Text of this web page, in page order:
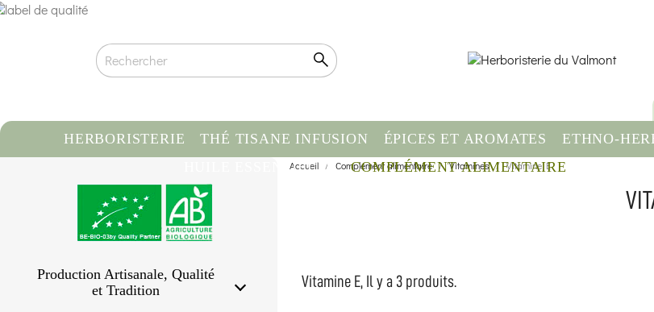
HERBORISTERIE THÉ TISANE INFUSION ÉPICES ET AROMATES ETHNO-
HUILE ESSENTIELLE
COMPLÉMENT ALIMENTAIRE
Production Artisanale, Qualité
et Tradition
Accueil Complément alimentaire Vitamines Vitamine E
Vitamine E, Il y a 3 produits.